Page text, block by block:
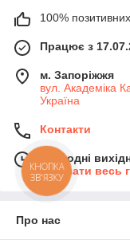
100% позитивних
Працює з
м. Запоріжжя
вул. Академіка
Україна
Контакти
Сьогодні
Показати весь
Про нас
КНОПКА
ЗВ'ЯЗКУ